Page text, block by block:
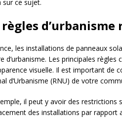
sur ce sujet.
règles
les installations de panneaux
d’urbanisme. Les principales
visuelle. Il est important de
d’Urbanisme (RNU) de votre
il peut y avoir des restrictions
des installations par